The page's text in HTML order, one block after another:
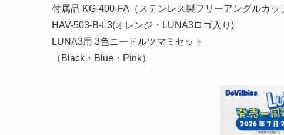
付属品 KG-400-FA（ステンレス製フリーアングルカッ
HAV-503-B-L3(オレンジ・LUNA3ロゴ入り)
LUNA3用 3色ニードルツマミセット
（Black・Blue・Pink）